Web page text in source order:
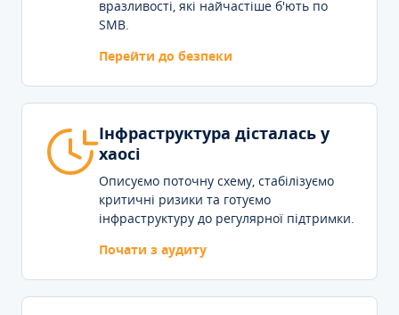
вразливості, які найчастіше б'ють по
SMB.
Перейти до безпеки
Інфраструктура дісталась у
хаосі
Описуємо поточну схему, стабілізуємо
критичні ризики та готуємо
інфраструктуру до регулярної підтримки.
Почати з аудиту